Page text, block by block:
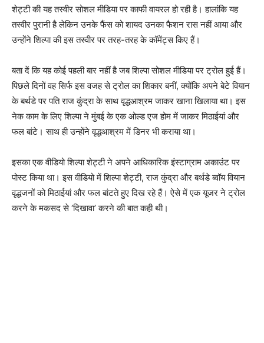
शेट्टी की यह तस्वीर सोशल मीडिया पर काफी वायरल हो रही है। हालांकि यह
तस्वीर पुरानी है लेकिन उनके फैंस को शायद उनका फैशन रास नहीं आया और
उन्होंने शिल्पा की इस तस्वीर पर तरह-तरह के कॉमेंट्स किए हैं।
बता दें कि यह कोई पहली बार नहीं है जब शिल्पा सोशल मीडिया पर ट्रोल हुई हैं।
पिछले दिनों वह सिर्फ इस वजह से ट्रोल का शिकार बनीं, क्योंकि अपने बेटे वियान
के बर्थडे पर पति राज कुंद्रा के साथ वृद्धआश्रम जाकर खाना खिलाया था। इस
नेक काम के लिए शिल्पा ने मुंबई के एक ओल्ड एज होम में जाकर मिठाईयां और
फल बांटे। साथ ही उन्होंने वृद्धआश्रम में डिनर भी कराया था।
इसका एक वीडियो शिल्पा शेट्टी ने अपने आधिकारिक इंस्टाग्राम अकाउंट पर
पोस्ट किया था। इस वीडियो में शिल्पा शेट्टी, राज कुंद्रा और बर्थडे ब्वॉय वियान
वृद्धजनों को मिठाईयां और फल बांटते हुए दिख रहे हैं। ऐसे में एक यूजर ने ट्रोल
करने के मकसद से ‘दिखावा’ करने की बात कही थी।